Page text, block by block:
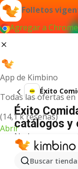
Folletos
Agregar a
App de Kimbino
Todas las ofertas
(14,1 k reseñas)
Abrir
Buscar
Éxito
Éxito
catálogos y
No hemos
término.
Más